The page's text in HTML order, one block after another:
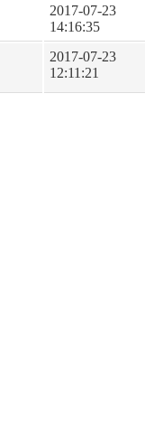
2017-07-23
14:16:35
2017-07-23
12:11:21